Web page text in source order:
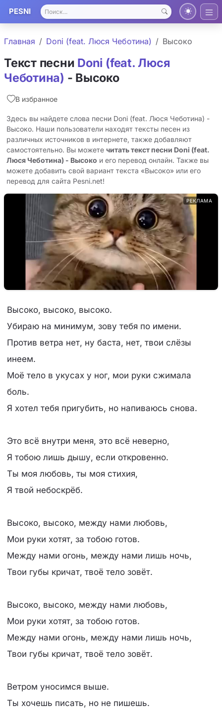
PESNI
Главная Doni (feat. Люся Чеботина) Высоко
Текст песни Doni (feat. Люся
Чеботина) - Высоко
В избранное
Здесь вы найдете слова песни Doni (feat. Люся Чеботина) -
Высоко. Наши пользователи находят тексты песен из
различных источников в интернете, также добавляют
самостоятельно. Вы можете читать текст песни Doni (feat.
Люся Чеботина) - Высоко и его перевод онлайн. Также вы
можете добавить свой вариант текста «Высоко» или его
перевод для сайта Pesni.net!
РЕКЛАМА
Высоко, высоко, высоко.
Убираю на минимум, зову тебя по имени.
Против ветра нет, ну баста, нет, твои слёзы
инеем.
Моё тело в укусах у ног, мои руки сжимала
боль.
Я хотел тебя пригубить, но напиваюсь снова.
Это всё внутри меня, это всё неверно,
Я тобою лишь дышу, если откровенно.
Ты моя любовь, ты моя стихия,
Я твой небоскрёб.
Высоко, высоко, между нами любовь,
Мои руки хотят, за тобою готов.
Между нами огонь, между нами лишь ночь,
Твои губы кричат, твоё тело зовёт.
Высоко, высоко, между нами любовь,
Мои руки хотят, за тобою готов.
Между нами огонь, между нами лишь ночь,
Твои губы кричат, твоё тело зовёт.
Ветром уносимся выше.
Ты хочешь писать, но не пишешь.